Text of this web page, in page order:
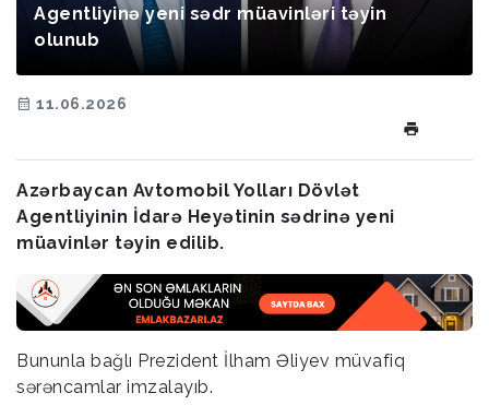
Agentliyinə yeni sədr müavinləri təyin
olunub
11.06.2026
Azərbaycan Avtomobil Yolları Dövlət
Agentliyinin İdarə Heyətinin sədrinə yeni
müavinlər təyin edilib.
Bununla bağlı Prezident İlham Əliyev müvafiq
sərəncamlar imzalayıb.